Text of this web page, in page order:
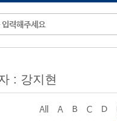
: 강지현
All A B C D